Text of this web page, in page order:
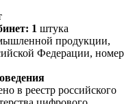
1 штука
продукции,
Федерации, номер
в реестр российского